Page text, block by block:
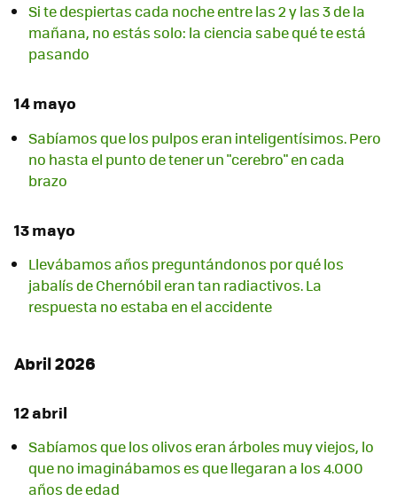
Si te despiertas cada noche entre las 2 y las 3 de la
mañana, no estás solo: la ciencia sabe qué te está
pasando
14 mayo
Sabíamos que los pulpos eran inteligentísimos. Pero
no hasta el punto de tener un "cerebro" en cada
brazo
13 mayo
Llevábamos años preguntándonos por qué los
jabalís de Chernóbil eran tan radiactivos. La
respuesta no estaba en el accidente
Abril 2026
12 abril
Sabíamos que los olivos eran árboles muy viejos, lo
que no imaginábamos es que llegaran a los 4.000
años de edad